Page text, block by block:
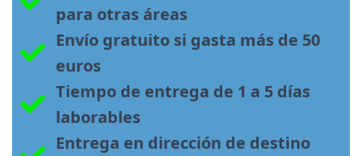
para otras áreas
Envío gratuito si gasta más de 50
euros
Tiempo de entrega de 1 a 5 días
laborables
Entrega en dirección de destino